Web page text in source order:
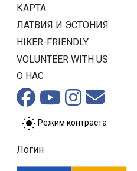
КАРТА
ЛАТВИЯ И ЭСТОНИЯ
HIKER-FRIENDLY
VOLUNTEER WITH US
О НАС
Режим контраста
Логин